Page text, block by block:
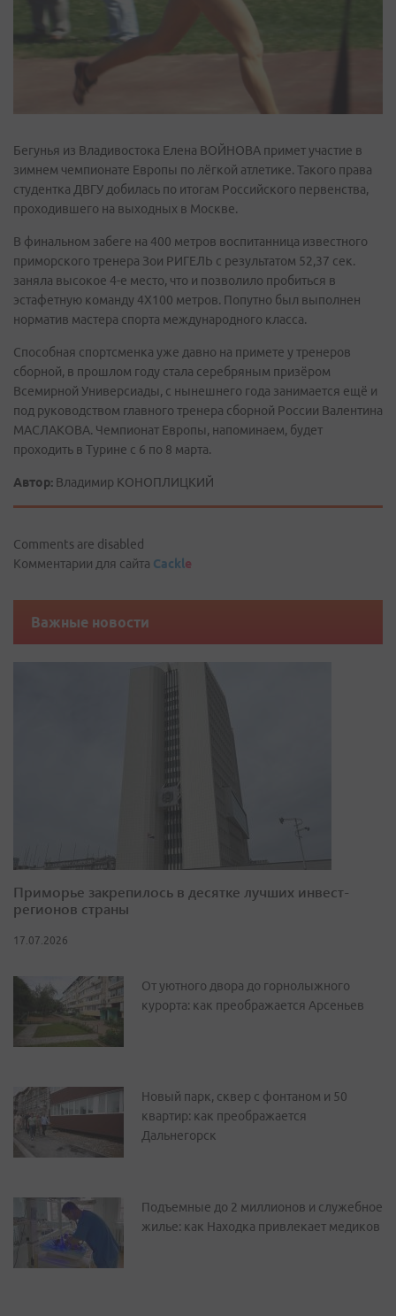
Бегунья из Владивостока Елена ВОЙНОВА примет участие в
зимнем чемпионате Европы по лёгкой атлетике. Такого права
студентка ДВГУ добилась по итогам Российского первенства,
проходившего на выходных в Москве.
В финальном забеге на 400 метров воспитанница известного
приморского тренера Зои РИГЕЛЬ с результатом 52,37 сек.
заняла высокое 4-е место, что и позволило пробиться в
эстафетную команду 4Х100 метров. Попутно был выполнен
норматив мастера спорта международного класса.
Способная спортсменка уже давно на примете у тренеров
сборной, в прошлом году стала серебряным призёром
Всемирной Универсиады, с нынешнего года занимается ещё и
под руководством главного тренера сборной России Валентина
МАСЛАКОВА. Чемпионат Европы, напоминаем, будет
проходить в Турине с 6 по 8 марта.
Автор: Владимир КОНОПЛИЦКИЙ
Comments are disabled
Комментарии для сайта Cackle
Важные новости
Приморье закрепилось в десятке лучших инвест-
регионов страны
17.07.2026
От уютного двора до горнолыжного
курорта: как преображается Арсеньев
Новый парк, сквер с фонтаном и 50
квартир: как преображается
Дальнегорск
Подъемные до 2 миллионов и служебное
жилье: как Находка привлекает медиков